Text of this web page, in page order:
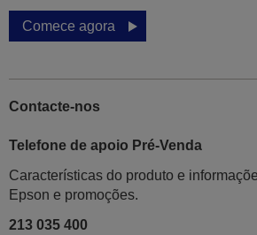
Comece agora
Contacte-nos
Telefone de apoio Pré-Venda
Características do produto e
Epson e promoções.
213 035 400